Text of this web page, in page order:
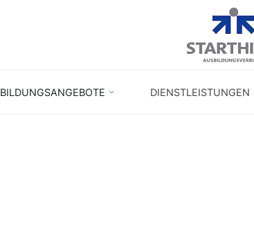
BILDUNGSANGEBOTE DIENSTLEISTUNGEN